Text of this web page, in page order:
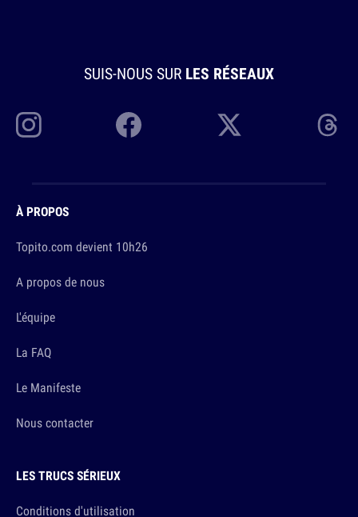
SUIS-NOUS SUR LES RÉSEAUX
À PROPOS
Topito.com devient 10h26
A propos de nous
L'équipe
La FAQ
Le Manifeste
Nous contacter
LES TRUCS SÉRIEUX
Conditions d'utilisation